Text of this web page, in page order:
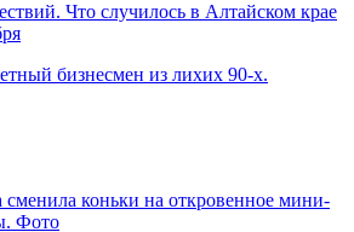
Что случилось в Алтайском крае
бизнесмен из лихих 90-х.
сменила коньки на откровенное мини-
Фото